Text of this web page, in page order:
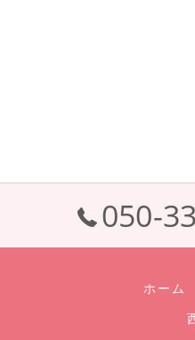
050-
ホーム